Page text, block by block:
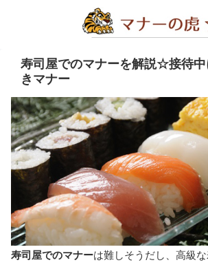
寿司屋でのマナーを解説☆接待
きマナー
寿司屋でのマナーは難しそうだし、高級